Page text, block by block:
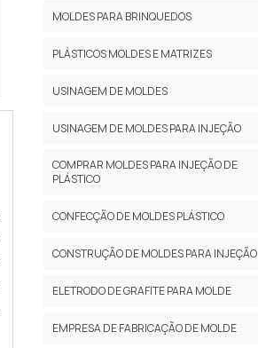
MOLDES PARA BRINQUEDOS
PLÁSTICOS MOLDES E MATRIZES
USINAGEM DE MOLDES
USINAGEM DE MOLDES PARA INJEÇÃO
COMPRAR MOLDES PARA INJEÇÃO DE
PLÁSTICO
CONFECÇÃO DE MOLDES PLÁSTICO
CONSTRUÇÃO DE MOLDES PARA INJEÇÃO
ELETRODO DE GRAFITE PARA MOLDE
EMPRESA DE FABRICAÇÃO DE MOLDE